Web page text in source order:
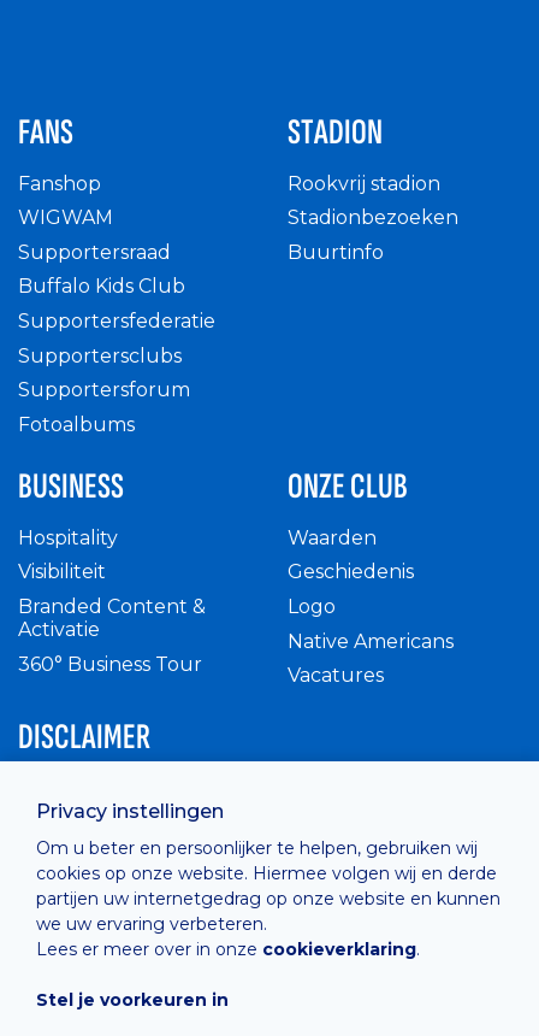
Privacy instellingen
Om u beter en persoonlijker te helpen, gebruiken wij
cookies op onze website. Hiermee volgen wij en derde
partijen uw internetgedrag op onze website en kunnen
we uw ervaring verbeteren.
Lees er meer over in onze cookieverklaring.
Stel je voorkeuren in
FANS
Fanshop
WIGWAM
Supportersraad
Buffalo Kids Club
Supportersfederatie
Supportersclubs
Supportersforum
Fotoalbums
STADION
Rookvrij stadion
Stadionbezoeken
Buurtinfo
BUSINESS
Hospitality
Visibiliteit
Branded Content &
Activatie
360° Business Tour
ONZE CLUB
Waarden
Geschiedenis
Logo
Native Americans
Vacatures
DISCLAIMER
Privacy Policy
Cashless
verkoopsvoorwaarden
Cookie Policy